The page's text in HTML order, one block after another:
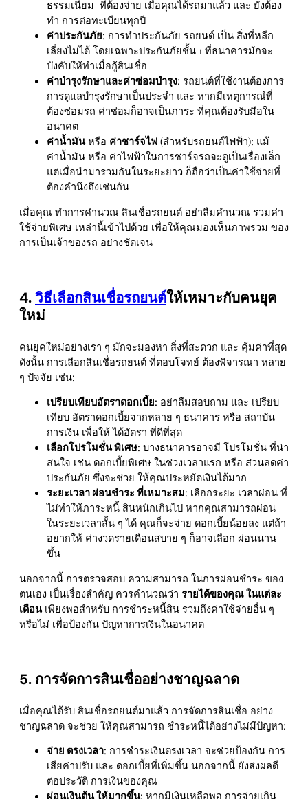
ธรรมเนียม ที่ต้องจ่าย เมื่อคุณได้รถมาแล้ว และ ยังต้อง
ทำ การต่อทะเบียนทุกปี
ค่าประกันภัย: การทำประกันภัย รถยนต์ เป็น สิ่งที่หลีก
เลี่ยงไม่ได้ โดยเฉพาะประกันภัยชั้น 1 ที่ธนาคารมักจะ
บังคับให้ทำเมื่อกู้สินเชื่อ
ค่าบำรุงรักษาและค่าซ่อมบำรุง: รถยนต์ที่ใช้งานต้องการ
การดูแลบำรุงรักษาเป็นประจำ และ หากมีเหตุการณ์ที่
ต้องซ่อมรถ ค่าซ่อมก็อาจเป็นภาระ ที่คุณต้องรับมือใน
อนาคต
ค่าน้ำมันหรือ ค่าชาร์จไฟ (สำหรับรถยนต์ไฟฟ้า): แม้
ค่าน้ำมัน หรือ ค่าไฟฟ้าในการชาร์จรถจะดูเป็นเรื่องเล็ก
แต่เมื่อนำมารวมกันในระยะยาว ก็ถือว่าเป็นค่าใช้จ่ายที่
ต้องคำนึงถึงเช่นกัน
เมื่อคุณ ทำการคำนวณ สินเชื่อรถยนต์ อย่าลืมคำนวณ รวมค่า
ใช้จ่ายพิเศษ เหล่านี้เข้าไปด้วย เพื่อให้คุณมองเห็นภาพรวม ของ
การเป็นเจ้าของรถ อย่างชัดเจน
4.วิธีเลือกสินเชื่อรถยนต์ให้เหมาะกับคนยุค
ใหม่
คนยุคใหม่อย่างเรา ๆ มักจะมองหา สิ่งที่สะดวก และ คุ้มค่าที่สุด
ดังนั้น การเลือกสินเชื่อรถยนต์ ที่ตอบโจทย์ ต้องพิจารณา หลาย
ๆ ปัจจัย เช่น:
เปรียบเทียบอัตราดอกเบี้ย: อย่าลืมสอบถาม และ เปรียบ
เทียบ อัตราดอกเบี้ยจากหลาย ๆ ธนาคาร หรือ สถาบัน
การเงิน เพื่อให้ ได้อัตรา ที่ดีที่สุด
เลือกโปรโมชั่น พิเศษ: บางธนาคารอาจมี โปรโมชั่น ที่น่า
สนใจ เช่น ดอกเบี้ยพิเศษ ในช่วงเวลาแรก หรือ ส่วนลดค่า
ประกันภัย ซึ่งจะช่วย ให้คุณประหยัดเงินได้มาก
ระยะเวลา ผ่อนชำระ ที่เหมาะสม: เลือกระยะ เวลาผ่อน ที่
ไม่ทำให้ภาระหนี้ สินหนักเกินไป หากคุณสามารถผ่อน
ในระยะเวลาสั้น ๆ ได้ คุณก็จะจ่าย ดอกเบี้ยน้อยลง แต่ถ้า
อยากให้ ค่างวดรายเดือนสบาย ๆ ก็อาจเลือก ผ่อนนาน
ขึ้น
นอกจากนี้ การตรวจสอบ ความสามารถ ในการผ่อนชำระ ของ
ตนเอง เป็นเรื่องสำคัญ ควรคำนวณว่า รายได้ของคุณ ในแต่ละ
เดือนเพียงพอสำหรับ การชำระหนี้สิน รวมถึงค่าใช้จ่ายอื่น ๆ
หรือไม่ เพื่อป้องกัน ปัญหาการเงินในอนาคต
5. การจัดการสินเชื่ออย่างชาญฉลาด
เมื่อคุณได้รับ สินเชื่อรถยนต์มาแล้ว การจัดการสินเชื่อ อย่าง
ชาญฉลาด จะช่วย ให้คุณสามารถ ชำระหนี้ได้อย่างไม่มีปัญหา:
จ่าย ตรงเวลา: การชำระเงินตรงเวลา จะช่วยป้องกัน การ
เสียค่าปรับ และ ดอกเบี้ยที่เพิ่มขึ้น นอกจากนี้ ยังส่งผลดี
ต่อประวัติ การเงินของคุณ
ผ่อนเงินต้น ให้มากขึ้น: หากมีเงินเหลือพอ การจ่ายเกิน